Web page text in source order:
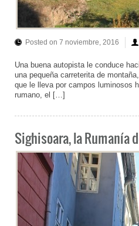
Posted on 7 noviembre, 2016
Una buena autopista le conduce
una pequeña carreterita de
que le lleva por campos luminosos
rumano, el […]
Sighisoara, la Rumanía